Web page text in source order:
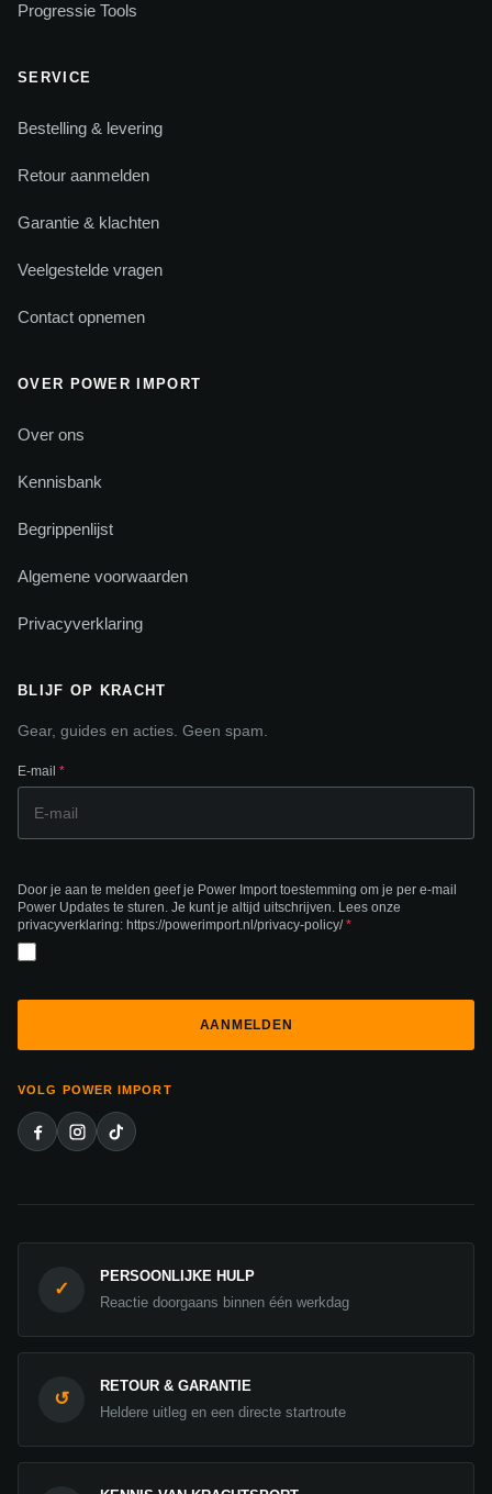
Progressie Tools
SERVICE
Bestelling & levering
Retour aanmelden
Garantie & klachten
Veelgestelde vragen
Contact opnemen
OVER POWER IMPORT
Over ons
Kennisbank
Begrippenlijst
Algemene voorwaarden
Privacyverklaring
BLIJF OP KRACHT
Gear, guides en acties. Geen spam.
E-mail *
Door je aan te melden geef je Power Import toestemming om je per e-mail
Power Updates te sturen. Je kunt je altijd uitschrijven. Lees onze
privacyverklaring: https://powerimport.nl/privacy-policy/*
VOLG POWER IMPORT
✓
PERSOONLIJKE HULP
Reactie doorgaans binnen één werkdag
↺
RETOUR & GARANTIE
Heldere uitleg en een directe startroute